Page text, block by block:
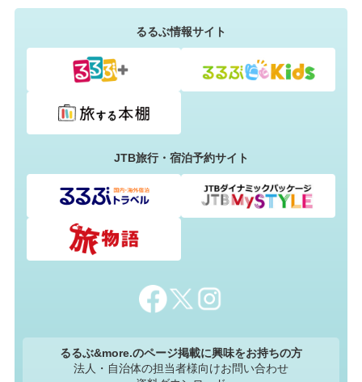
るるぶ情報サイト
JTB旅行・宿泊予約サイト
るるぶ&more.のページ掲載に興味をお持ちの方
法人・自治体の担当者様向けお問い合わせ